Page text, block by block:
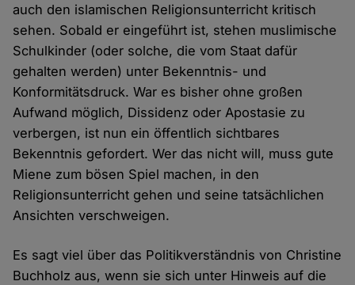
auch den islamischen Religionsunterricht kritisch
sehen. Sobald er eingeführt ist, stehen muslimische
Schulkinder (oder solche, die vom Staat dafür
gehalten werden) unter Bekenntnis- und
Konformitätsdruck. War es bisher ohne großen
Aufwand möglich, Dissidenz oder Apostasie zu
verbergen, ist nun ein öffentlich sichtbares
Bekenntnis gefordert. Wer das nicht will, muss gute
Miene zum bösen Spiel machen, in den
Religionsunterricht gehen und seine tatsächlichen
Ansichten verschweigen.
Es sagt viel über das Politikverständnis von Christine
Buchholz aus, wenn sie sich unter Hinweis auf die